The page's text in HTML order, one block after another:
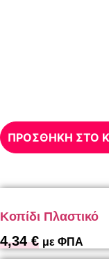
ΠΡΟΣΘΗΚΗ ΣΤΟ
Κοπίδι Πλαστικό
4,34€ με ΦΠΑ